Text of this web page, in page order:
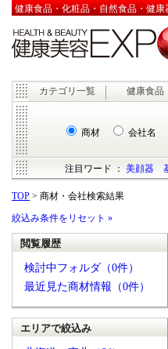
健康食品・化粧品・自然食品・健
カテゴリ一覧 健康食品
商材 会社名
注目ワード ：美顔器
TOP > 商材・会社検索結果
絞込み条件をリセット »
閲覧履歴
検討中フォルダ（0件）
最近見た商材情報（0件）
エリアで絞込み